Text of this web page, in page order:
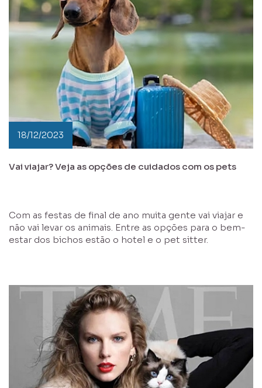
18/12/2023
Vai viajar? Veja as opções de cuidados com os pets
Com as festas de final de ano muita gente vai viajar e
não vai levar os animais. Entre as opções para o bem-
estar dos bichos estão o hotel e o pet sitter.